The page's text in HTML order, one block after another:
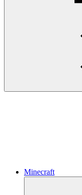
Minecraft